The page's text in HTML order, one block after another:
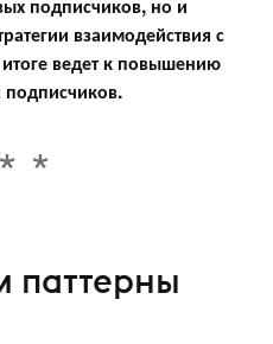
подписчиков, но и
взаимодействия с
ведет к повышению
подписчиков.
паттерны